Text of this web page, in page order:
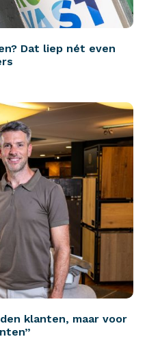
Dat liep nét even
klanten, maar voor